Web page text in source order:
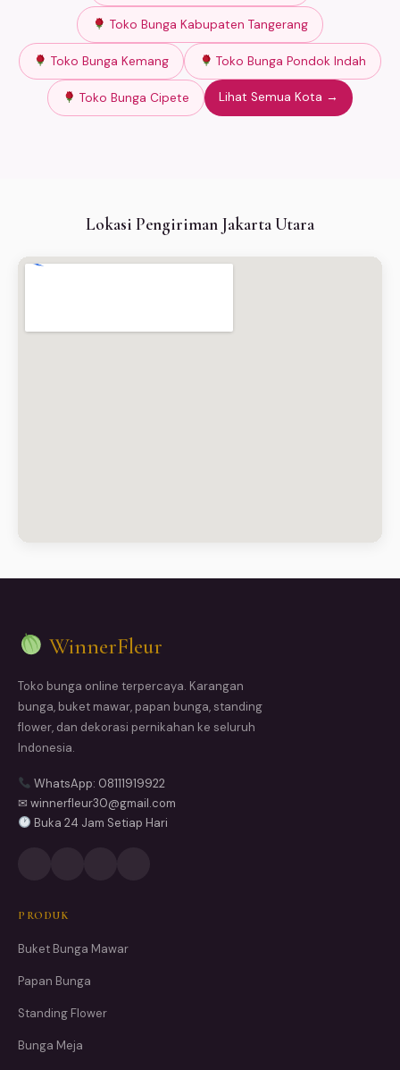
Toko Bunga Kabupaten Tangerang
Toko Bunga Kemang Toko Bunga Pondok Indah
Toko Bunga Cipete Lihat Semua Kota →
Lokasi Pengiriman Jakarta Utara
WinnerFleur
Toko bunga online terpercaya. Karangan
bunga, buket mawar, papan bunga, standing
flower, dan dekorasi pernikahan ke seluruh
Indonesia.
WhatsApp: 08111919922
✉ winnerfleur30@gmail.com
Buka 24 Jam Setiap Hari
PRODUK
Buket Bunga Mawar
Papan Bunga
Standing Flower
Bunga Meja